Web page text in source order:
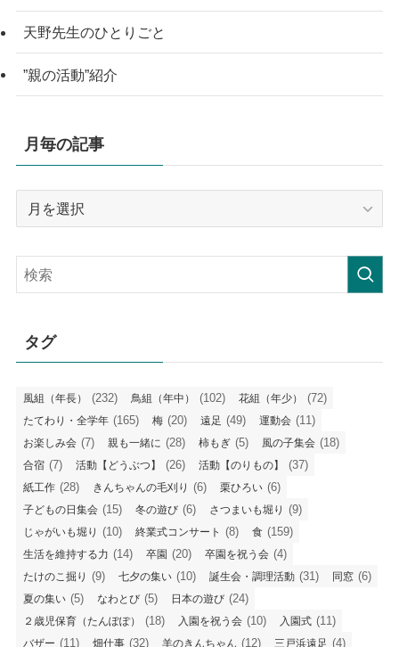
天野先生のひとりごと
”親の活動”紹介
月毎の記事
記
事
タグ
風組（年長） (232) 鳥組（年中） (102) 花組（年少） (72)
たてわり・全学年 (165) 梅 (20) 遠足 (49) 運動会 (11)
お楽しみ会 (7) 親も一緒に (28) 柿もぎ (5) 風の子集会 (18)
合宿 (7) 活動【どうぶつ】 (26) 活動【のりもの】 (37)
紙工作 (28) きんちゃんの毛刈り (6) 栗ひろい (6)
子どもの日集会 (15) 冬の遊び (6) さつまいも堀り (9)
じゃがいも堀り (10) 終業式コンサート (8) 食 (159)
生活を維持する力 (14) 卒園 (20) 卒園を祝う会 (4)
たけのこ掘り (9) 七夕の集い (10) 誕生会・調理活動 (31) 同窓 (6)
夏の集い (5) なわとび (5) 日本の遊び (24)
２歳児保育（たんぽぽ） (18) 入園を祝う会 (10) 入園式 (11)
バザー (11) 畑仕事 (32) 羊のきんちゃん (12) 三戸浜遠足 (4)